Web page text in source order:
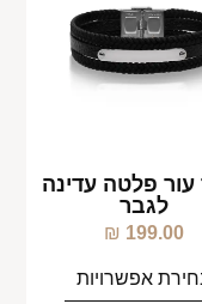
עור פלטה עדינה
לגבר
199.00
₪
אפשרויות